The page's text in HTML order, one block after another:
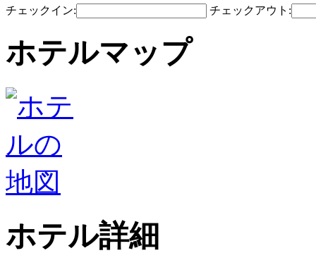
チェックイン: チェックアウト:
ホテルマップ
ホテル詳細